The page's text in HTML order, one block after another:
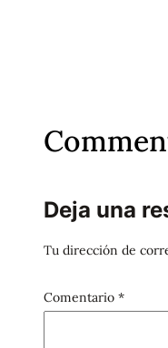
Deja una
Tu dirección de
Comentario *